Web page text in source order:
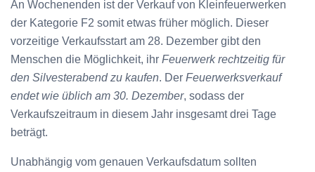
An Wochenenden ist der Verkauf von Kleinfeuerwerken
der Kategorie F2 somit etwas früher möglich. Dieser
vorzeitige Verkaufsstart am 28. Dezember gibt den
Menschen die Möglichkeit, ihr Feuerwerk rechtzeitig für
den Silvesterabend zu kaufen. Der Feuerwerksverkauf
endet wie üblich am 30. Dezember, sodass der
Verkaufszeitraum in diesem Jahr insgesamt drei Tage
beträgt.
Unabhängig vom genauen Verkaufsdatum sollten